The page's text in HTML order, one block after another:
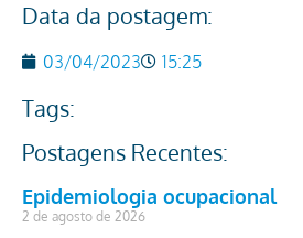
Data da postagem:
03/04/2023 15:25
Tags:
Postagens Recentes:
Epidemiologia ocupacional
2 de agosto de 2026